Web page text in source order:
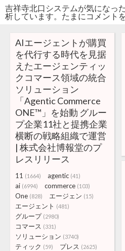
吉祥寺北口システムが気になっ
析しています。たまにコメント
AIエージェントが購買
を代行する時代を見据
えたエージェンティッ
クコマース領域の統合
ソリューション
「Agentic Commerce
ONE™」を始動 グルー
プ企業11社と提携企業
横断の戦略組織で運営
| 株式会社博報堂のプ
レスリリース
11 (1664) agentic (41)
ai (6994) commerce (103)
One (828) エージェン (15)
エージェント (481)
グループ (2980)
コマース (331)
ソリューション (3740)
ティック (59) プレス (2625)